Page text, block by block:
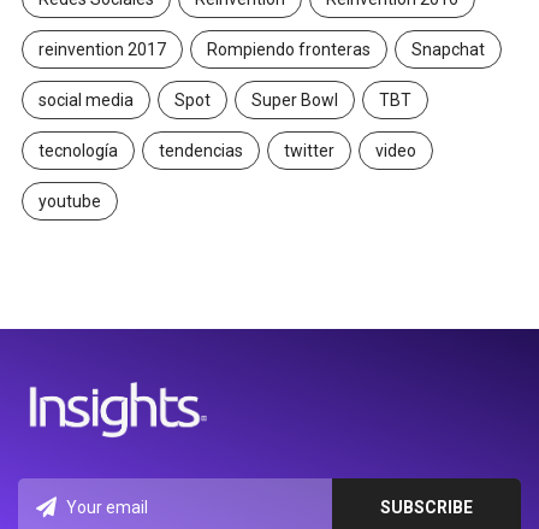
reinvention 2017 Rompiendo fronteras Snapchat
social media Spot Super Bowl TBT
tecnología tendencias twitter video
youtube